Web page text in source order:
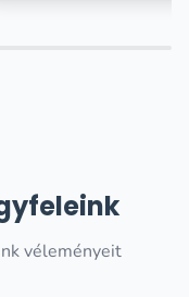
véleményeit